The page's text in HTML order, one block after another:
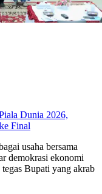
Dunia 2026,
Final
usaha bersama
demokrasi ekonomi
Bupati yang akrab